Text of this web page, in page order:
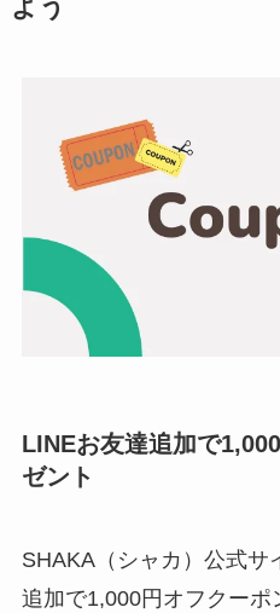
よう
LINEお友達追加で
ゼント
SHAKA（シャカ）公式サ
追加で1,000円オフクーポ